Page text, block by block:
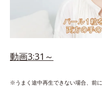
動画3:31～
※うまく途中再生できない場合、前